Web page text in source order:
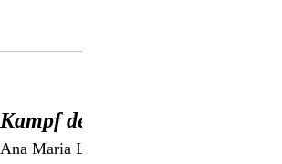
Kampf der Arthrose
Ana Maria Lajusticia Bergasa